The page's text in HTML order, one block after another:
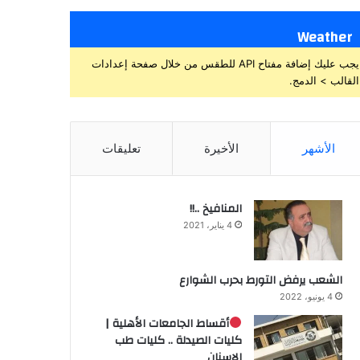
Weather
يجب عليك إضافة مفتاح API للطقس من خلال صفحة إعدادات
القالب > الدمج.
الأشهر الأخيرة تعليقات
المنافيخ ..!!
4 يناير، 2021
الشعب يرفض التورط بحرب الشوارع
4 يونيو، 2022
أقساط الجامعات الأهلية |
كليات الصيدلة .. كليات طب